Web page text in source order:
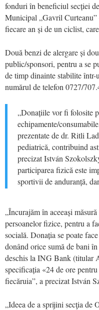
fonduri în beneficiul secției
Municipal „Gavril
fiecare an și de un ciclist,
Două benzi de alergare și
public/sponsori, pentru a se
de timp dinainte stabilite într-
numărul de telefon 0727/
„Donațiile vor fi folosite
echipamente/
prezentate de dr. Ritli
pediatrică, contribuind
precizat István
participarea fizică este
sportivii de anduranță,
„Încurajăm în aceeași
persoanelor fizice, pentru a
socială. Donația se poate
donând orice sumă de bani
deschis la ING Bank (titular
specificația «24 de ore
fiecăruia”, a precizat István
„Ideea de a sprijini secţia de